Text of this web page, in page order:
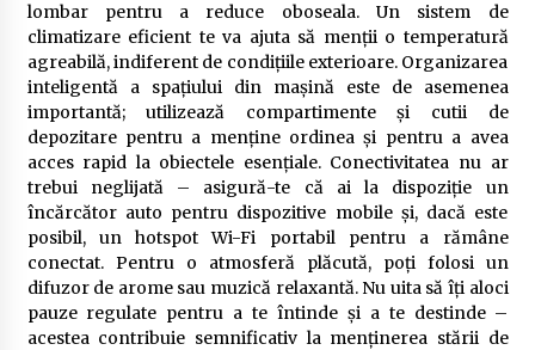
lombar pentru a reduce oboseala. Un sistem de
climatizare eficient te va ajuta să menții o temperatură
agreabilă, indiferent de condițiile exterioare. Organizarea
inteligentă a spațiului din mașină este de asemenea
importantă; utilizează compartimente și cutii de
depozitare pentru a menține ordinea și pentru a avea
acces rapid la obiectele esențiale. Conectivitatea nu ar
trebui neglijată – asigură-te că ai la dispoziție un
încărcător auto pentru dispozitive mobile și, dacă este
posibil, un hotspot Wi-Fi portabil pentru a rămâne
conectat. Pentru o atmosferă plăcută, poți folosi un
difuzor de arome sau muzică relaxantă. Nu uita să îți aloci
pauze regulate pentru a te întinde și a te destinde –
acestea contribuie semnificativ la menținerea stării de